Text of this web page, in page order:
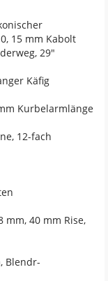
15 mm Kabolt
29"
Käfig
Kurbelarmlänge
12-fach
mm, 40 mm Rise,
Blendr-